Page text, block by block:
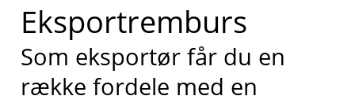
Eksportremburs
Som eksportør får du en
række fordele med en